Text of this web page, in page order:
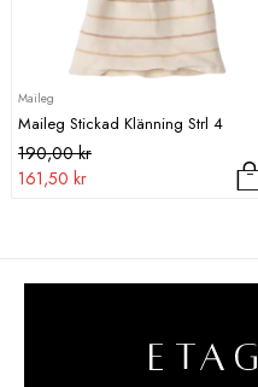
Maileg
Maileg Stickad Klänning Strl 4
190,00kr
Det
ursprungliga
161,50 kr
Det
nuvarande